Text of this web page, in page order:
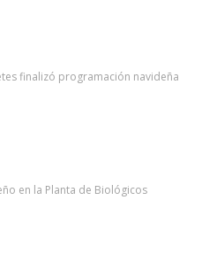
finalizó programación navideña
en la Planta de Biológicos